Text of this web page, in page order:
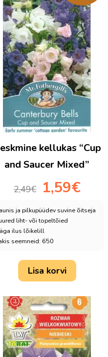
kellukas “Cup
and Saucer Mixed”
2,49€
Algne
hind
2,49€.
1,59€Praegune
hind
ja pilkupüüdev suvine õitseja
liht- või topeltõied
ilus lõikelill
seemneid: 650
Lisa korvi